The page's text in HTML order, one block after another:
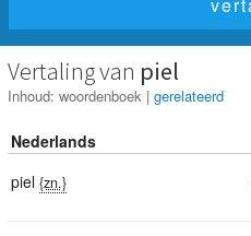
Vertaling van piel
Inhoud: woordenboek | gerelateerd
Nederlands
piel {zn.}